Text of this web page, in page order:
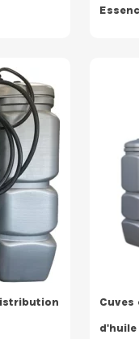
d'huile